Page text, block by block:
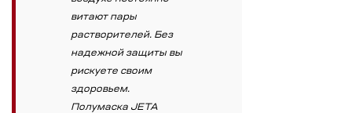
витают пары
растворителей. Без
надежной защиты вы
рискуете своим
здоровьем.
Полумаска JETA